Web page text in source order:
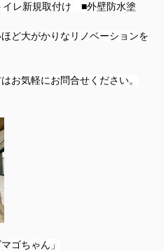
レ新規取付け ■外壁防水塗
ど大がかりなリノベーションを
お気軽にお問合せください。
ゴちゃん」